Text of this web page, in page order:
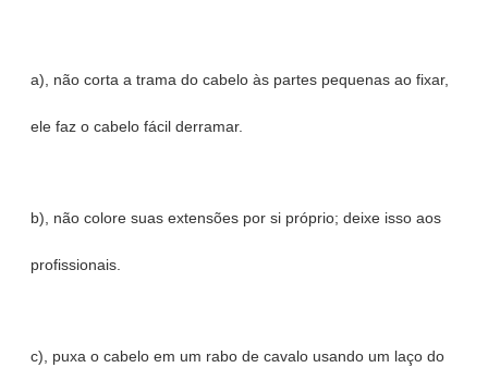
a), não corta a trama do cabelo às partes pequenas ao fixar,
ele faz o cabelo fácil derramar.
b), não colore suas extensões por si próprio; deixe isso aos
profissionais.
c), puxa o cabelo em um rabo de cavalo usando um laço do